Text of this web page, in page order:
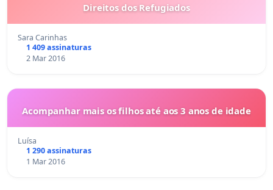
Direitos dos Refugiados
Sara Carinhas
1 409 assinaturas
2 Mar 2016
Acompanhar mais os filhos até aos 3 anos de idade
Luísa
1 290 assinaturas
1 Mar 2016